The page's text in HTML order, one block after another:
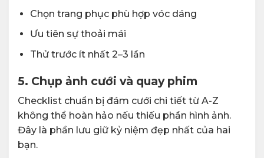
Chọn trang phục phù hợp vóc dáng
Ưu tiên sự thoải mái
Thử trước ít nhất 2–3 lần
5. Chụp ảnh cưới và quay phim
Checklist chuẩn bị đám cưới chi tiết từ A-Z
không thể hoàn hảo nếu thiếu phần hình ảnh.
Đây là phần lưu giữ kỷ niệm đẹp nhất của hai
bạn.